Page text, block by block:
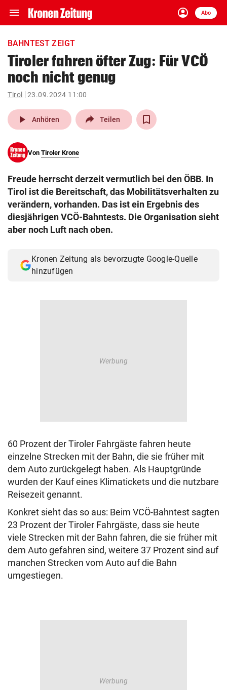
menu Navigation
ein-/ausklappen
account_circle
Anmelden
Abo
close Schließen
account_circle Anmelden
pin_drop
Wien arrow_right
search
eingeben
BAHNTEST ZEIGT
Tiroler fahren öfter Zug: Für VCÖ
noch nicht genug
Tirol 23.09.2024 11:00
play_arrow Anhören Teilen
Von Tiroler Krone
Freude herrscht derzeit vermutlich bei den ÖBB. In
Tirol ist die Bereitschaft, das Mobilitätsverhalten zu
verändern, vorhanden. Das ist ein Ergebnis des
diesjährigen VCÖ-Bahntests. Die Organisation sieht
aber noch Luft nach oben.
Kronen Zeitung als bevorzugte Google-Quelle
hinzufügen
60 Prozent der Tiroler Fahrgäste fahren heute
einzelne Strecken mit der Bahn, die sie früher mit
dem Auto zurückgelegt haben. Als Hauptgründe
wurden der Kauf eines Klimatickets und die nutzbare
Reisezeit genannt.
Konkret sieht das so aus: Beim VCÖ-Bahntest sagten
23 Prozent der Tiroler Fahrgäste, dass sie heute
viele Strecken mit der Bahn fahren, die sie früher mit
dem Auto gefahren sind, weitere 37 Prozent sind auf
manchen Strecken vom Auto auf die Bahn
umgestiegen.